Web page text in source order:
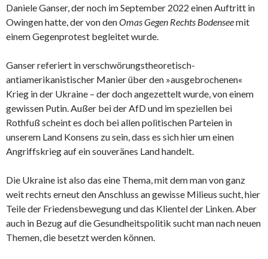
Daniele Ganser, der noch im September 2022 einen Auftritt in
Owingen hatte, der von denOmas Gegen Rechts Bodenseemit
einem Gegenprotest begleitet wurde.
Ganser referiert in verschwörungstheoretisch-
antiamerikanistischer Manier über den »ausgebrochenen«
Krieg in der Ukraine – der doch angezettelt wurde, von einem
gewissen Putin. Außer bei der AfD und im speziellen bei
Rothfuß scheint es doch bei allen politischen Parteien in
unserem Land Konsens zu sein, dass es sich hier um einen
Angriffskrieg auf ein souveränes Land handelt.
Die Ukraine ist also das eine Thema, mit dem man von ganz
weit rechts erneut den Anschluss an gewisse Milieus sucht, hier
Teile der Friedensbewegung und das Klientel der Linken. Aber
auch in Bezug auf die Gesundheitspolitik sucht man nach neuen
Themen, die besetzt werden können.